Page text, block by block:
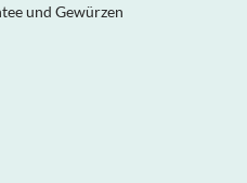
und Gewürzen